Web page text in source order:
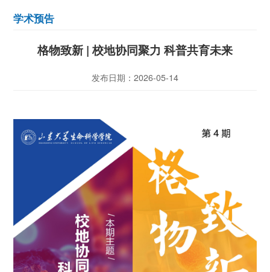
学术预告
格物致新 | 校地协同聚力 科普共育未来
发布日期：2026-05-14